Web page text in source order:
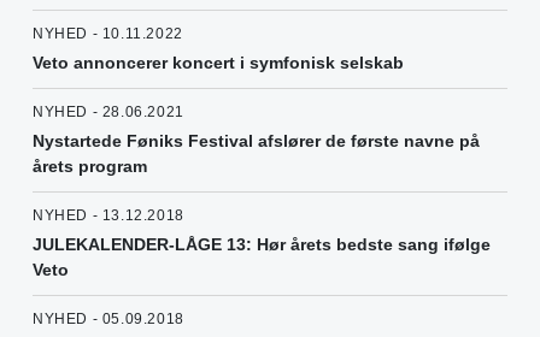
NYHED - 10.11.2022
Veto annoncerer koncert i symfonisk selskab
NYHED - 28.06.2021
Nystartede Føniks Festival afslører de første navne på
årets program
NYHED - 13.12.2018
JULEKALENDER-LÅGE 13: Hør årets bedste sang ifølge
Veto
NYHED - 05.09.2018